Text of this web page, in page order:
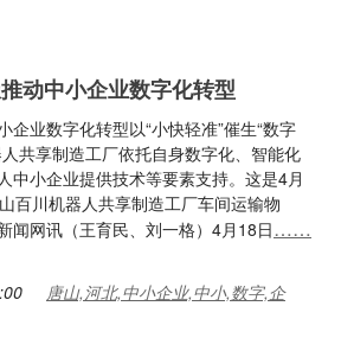
动中小企业数字化转型
企业数字化转型以“小快轻准”催生“数字
共享制造工厂依托自身数字化、智能化
中小企业提供技术等要素支持。这是4月
百川机器人共享制造工厂车间运输物
闻网讯（王育民、刘一格）4月18日……
唐山,河北,中小企业,中小,数字,企